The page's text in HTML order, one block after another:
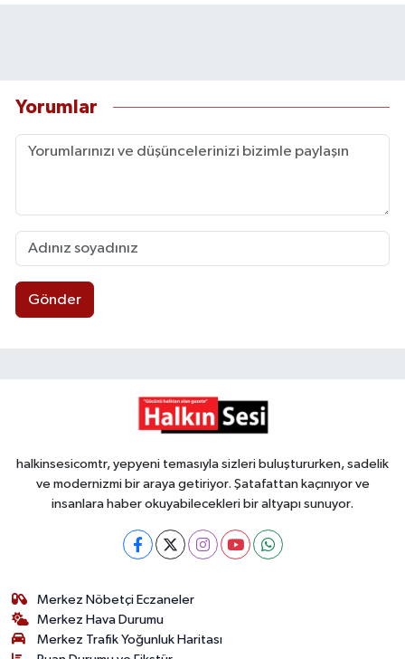
Yorumlar
Gönder
halkinsesicomtr, yepyeni temasıyla sizleri buluştururken, sadelik
ve modernizmi bir araya getiriyor. Şatafattan kaçınıyor ve
insanlara haber okuyabilecekleri bir altyapı sunuyor.
Merkez Nöbetçi Eczaneler
Merkez Hava Durumu
Merkez Trafik Yoğunluk Haritası